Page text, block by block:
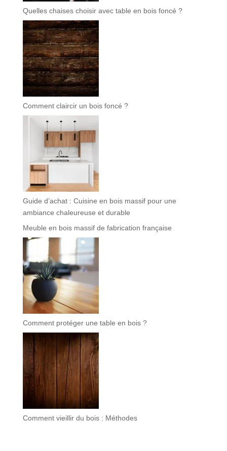
Quelles chaises choisir avec table en bois foncé ?
Comment claircir un bois foncé ?
Guide d’achat : Cuisine en bois massif pour une
ambiance chaleureuse et durable
Meuble en bois massif de fabrication française
Comment protéger une table en bois ?
Comment vieillir du bois : Méthodes